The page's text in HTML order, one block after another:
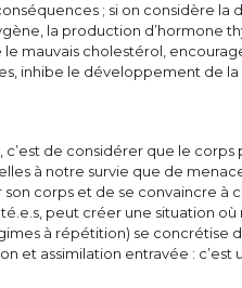
; si on considère la
la production d’hormone
mauvais cholestérol,
inhibe le développement de
de considérer que le corps
à notre survie que de
corps et de se convaincre à
peut créer une situation
à répétition) se concrétise
et assimilation entravée : c’est